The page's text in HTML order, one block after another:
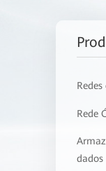
Rede
dados